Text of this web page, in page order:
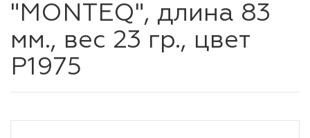
"MONTEQ", длина 83
мм., вес 23 гр., цвет
P1975